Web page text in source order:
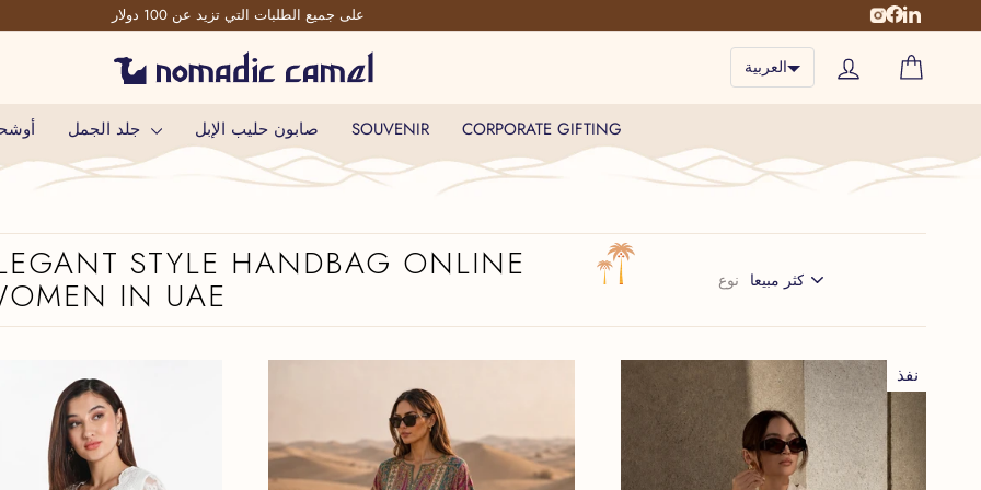
عرض
مؤقتًا
على جميع الطلبات التي تزيد عن 100 دولار
Instagram
Facebook
LinkedIn
العربية تسجيل الدخول
صابون حليب الإبل SOUVENIR CORPORATE GIFTING
STYLE HANDBAG ONLINE
IN UAE نوع
نفذ